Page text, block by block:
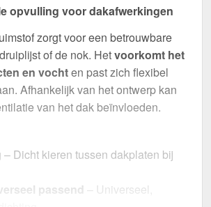
opvulling voor dakafwerkingen
zorgt voor een betrouwbare
of de nok. Hetvoorkomt het
en vochten past zich flexibel
Afhankelijk van het ontwerp kan
van het dak beïnvloeden.
– Dicht kieren tussen dakplaten bij
passend – Universeel,